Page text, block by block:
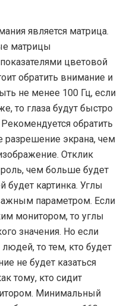
является матрица.
матрицы
цветовой
обратить внимание и
не менее 100 Гц, если
то глаза будут быстро
обратить
разрешение экрана, чем
Отклик
чем больше будет
будет картинка. Углы
параметром. Если
монитором, то углы
значения. Но если
то тем, кто будет
не будет казаться
тому, кто сидит
Минимальный